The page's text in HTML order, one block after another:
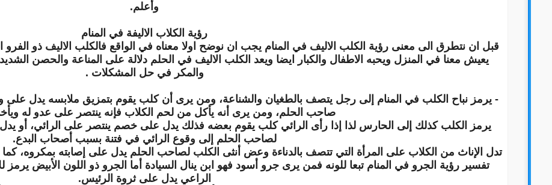
وأعلم.
رؤية الكلاب الاليفة في المنام
قبل ان نتطرق الى معنى رؤية الكلب الاليف في المنام يجب ان نوضح اولا معناه في الواقع فالكلب الاليف ذو الفرو
يعيش معنا في المنزل ويحبه الاطفال والكبار ايضا ويعد الكلب الاليف في الحلم دلالة على المناعة والحصن
والمكر في حل المشكلات .
- يرمز نباح الكلب في المنام إلى رجل يتصف بالطغيان والشناعة، ومن يرى أن كلب يقوم بتمزيق ملابسه يدل
صاحب الحلم، ومن يرى أنه يأكل من لحم الكلاب فإنه ينتصر على عدو له
يرمز الكلب كذلك إلى الحارس لذا إذا رأى الرائي كلب يقوم بعضه فذلك يدل على خصم ينتصر على الرائي، أو
لصاحب الحلم إلى وقوع الرائي في فتنة بسبب أصحاب البدع.
تدل الإناث من الكلاب على المرأة التي تتصف بالدناءة وعض أنثى الكلب لصاحب الحلم يدل على إصابته بمكروه،
تفسير رؤية الجرو في المنام تبعا للونه فمن يرى جرو أسود فهو ابن ينال السيادة أما الجرو ذو اللون الأبيض يرمز
الراعي يدل على ثروة الرئيس.